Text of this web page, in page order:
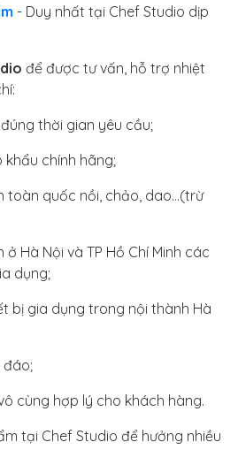
- Duy nhất tại Chef Studio dịp
để được tư vấn, hỗ trợ nhiệt
thời gian yêu cầu;
chính hãng;
toàn quốc nồi, chảo, dao…(trừ
ở Hà Nội và TP Hồ Chí Minh các
dụng;
bị gia dụng trong nội thành Hà
đáo;
cùng hợp lý cho khách hàng.
tại Chef Studio để hưởng nhiều